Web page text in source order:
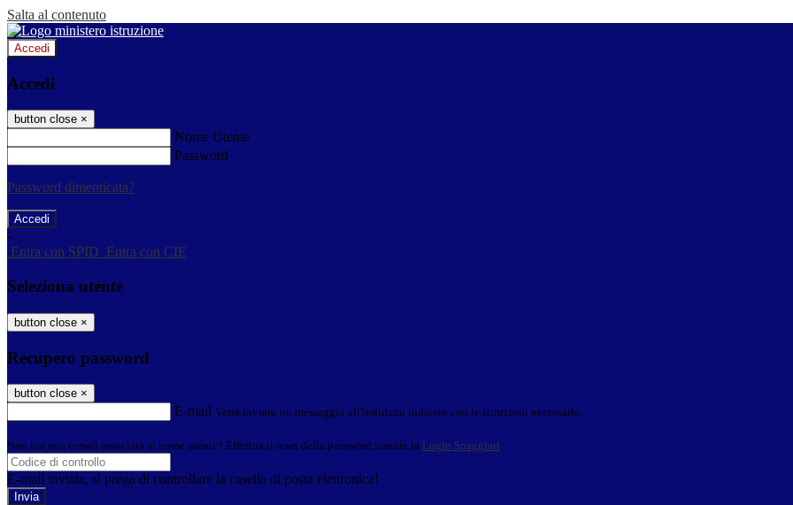
Salta al contenuto
Accedi
Accedi
button close ×
Nome Utente
Password
Password dimenticata?
-
Entra con SPID Entra con CIE
Seleziona utente
button close ×
Recupero password
button close ×
E-mail Verrà inviato un messaggio all'indirizzo indicato con le istruzioni necessarie.
Non hai una e-mail associata al nome utente? Effettua il reset della password tramite la Login Spaggiari
E-mail inviata, si prega di controllare la casella di posta elettronica!